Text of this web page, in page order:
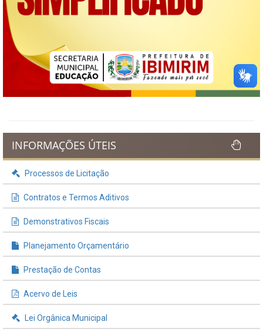
INFORMAÇÕES ÚTEIS
Processos de Licitação
Contratos e Termos Aditivos
Demonstrativos Fiscais
Planejamento Orçamentário
Prestação de Contas
Acervo de Leis
Lei Orgânica Municipal